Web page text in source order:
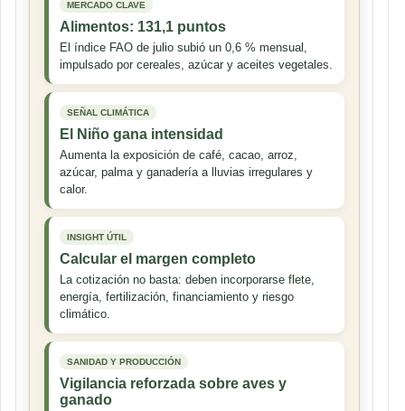
MERCADO CLAVE
Alimentos: 131,1 puntos
El índice FAO de julio subió un 0,6 % mensual,
impulsado por cereales, azúcar y aceites vegetales.
SEÑAL CLIMÁTICA
El Niño gana intensidad
Aumenta la exposición de café, cacao, arroz,
azúcar, palma y ganadería a lluvias irregulares y
calor.
INSIGHT ÚTIL
Calcular el margen completo
La cotización no basta: deben incorporarse flete,
energía, fertilización, financiamiento y riesgo
climático.
SANIDAD Y PRODUCCIÓN
Vigilancia reforzada sobre aves y
ganado